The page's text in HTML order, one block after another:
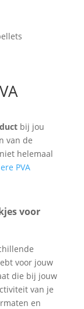
bij jou
van de
helemaal
PVA
voor
voor jouw
die bij jouw
van je
en